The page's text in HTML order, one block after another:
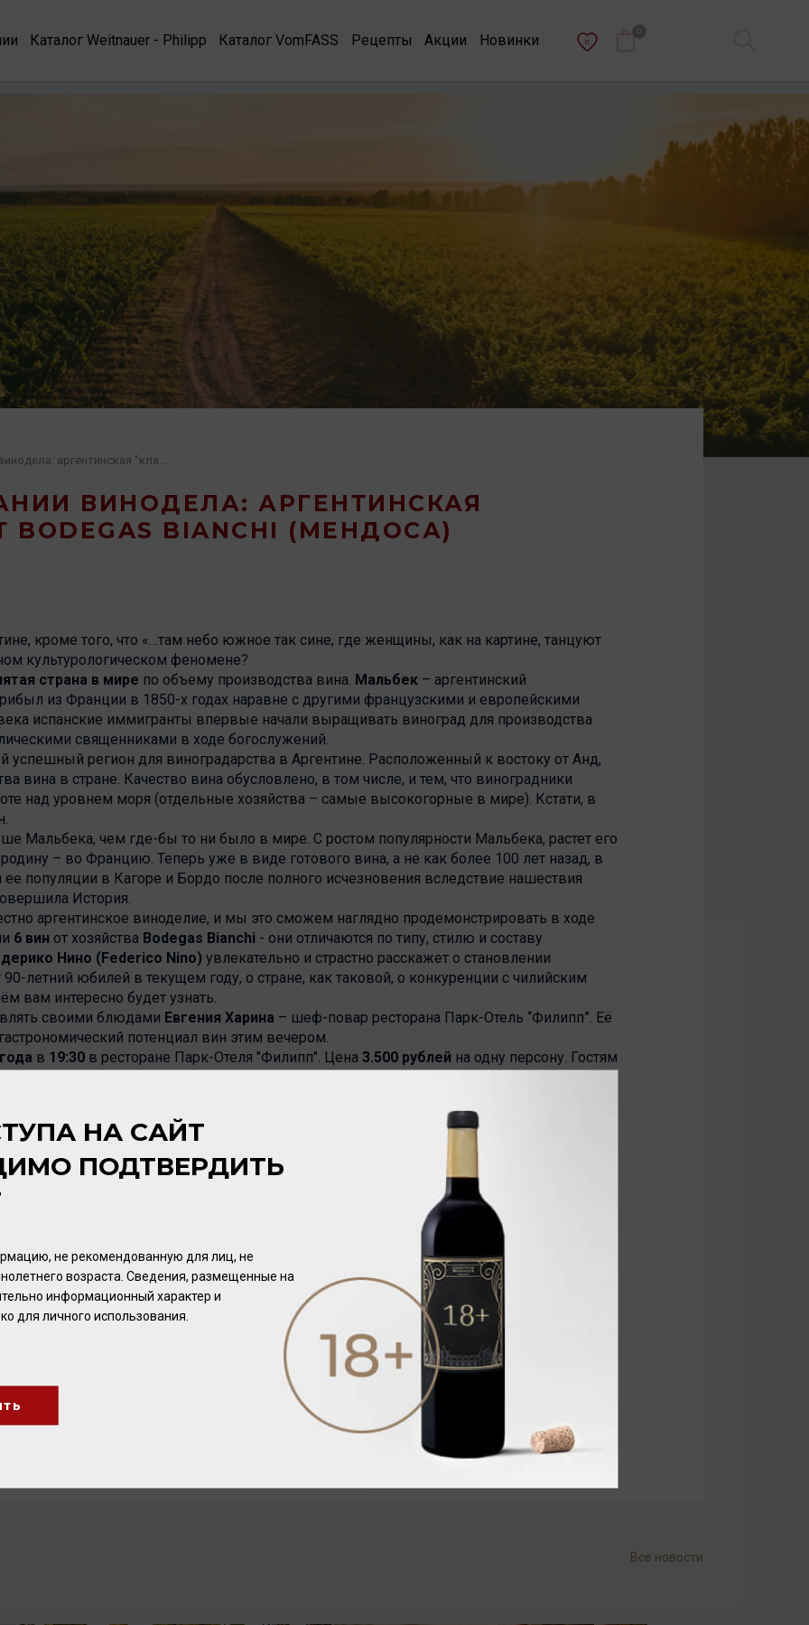
Каталог Weitnauer - Philipp Каталог VomFASS Рецепты Акции Новинки 0
ВИНОДЕЛА: АРГЕНТИНСКАЯ
BIANCHI (МЕНДОСА)
Ужин в компании винодела: аргентинская "классика" от Bodegas Bianchi (Мендоса)
кроме того, что «…там небо южное так сине, где женщины, как на картине, танцуют
культурологическом феномене?
страна в мире по объему производства вина. Мальбек – аргентинский
из Франции в 1850-х годах наравне с другими французскими и европейскими
испанские иммигранты впервые начали выращивать виноград для производства
священниками в ходе богослужений.
регион для виноградарства в Аргентине. Расположенный к востоку от Анд,
вина в стране. Качество вина обусловлено, в том числе, и тем, что виноградники
над уровнем моря (отдельные хозяйства – самые высокогорные в мире). Кстати, в
Мальбека, чем где-бы то ни было в мире. С ростом популярности Мальбека, растет его
– во Францию. Теперь уже в виде готового вина, а не как более 100 лет назад, в
популяции в Кагоре и Бордо после полного исчезновения вследствие нашествия
История.
аргентинское виноделие, и мы это сможем наглядно продемонстрировать в ходе
6 вин от хозяйства Bodegas Bianchi - они отличаются по типу, стилю и составу.
Нино (Federico Nino) увлекательно и страстно расскажет о становлении
90-летний юбилей в текущем году, о стране, как таковой, о конкуренции с чилийским
вам интересно будет узнать.
своими блюдами Евгения Харина – шеф-повар ресторана Парк-Отель “Филипп”. Её
потенциал вин этим вечером.
в 19:30 в ресторане Парк-Отеля "Филипп". Цена 3.500 рублей на одну персону. Гостям
обращаться по телефонам
сети винных бутиков "Вайтнауэр-Филипп"
формат знакомства с продукцией "Вайтнауэр-Филипп" при поддержке Парк-Отеля
презентацию линейки вин персонально представителем определенного винного
Дегустация сопровождается гастрономическими изысками, специально
Bodegas Bianchi:http://www.casabianchi.com.ar/
Все новости
НА САЙТ
ПОДТВЕРДИТЬ
не рекомендованную для лиц, не
возраста. Сведения, размещенные на
информационный характер и
для личного использования.